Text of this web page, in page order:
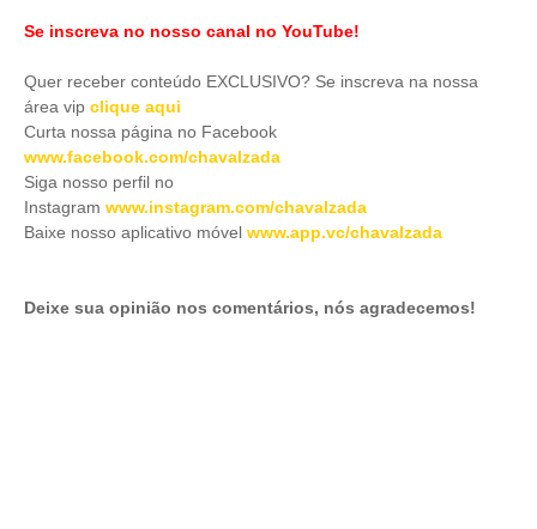
Se inscreva no nosso canal no YouTube!
Quer receber conteúdo EXCLUSIVO? Se inscreva na nossa
área vip clique aqui
Curta nossa página no Facebook
www.facebook.com/chavalzada
Siga nosso perfil no
Instagram www.instagram.com/chavalzada
Baixe nosso aplicativo móvel www.app.vc/chavalzada
Deixe sua opinião nos comentários, nós agradecemos!